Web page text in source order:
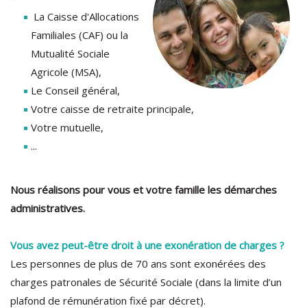
La Caisse d'Allocations
Familiales (CAF) ou la
Mutualité Sociale
Agricole (MSA),
Le Conseil général,
Votre caisse de retraite principale,
Votre mutuelle,
...
Nous réalisons pour vous et votre famille les démarches
administratives.
Vous avez peut-être droit à une exonération de charges ?
Les personnes de plus de 70 ans sont exonérées des
charges patronales de Sécurité Sociale (dans la limite d’un
plafond de rémunération fixé par décret).